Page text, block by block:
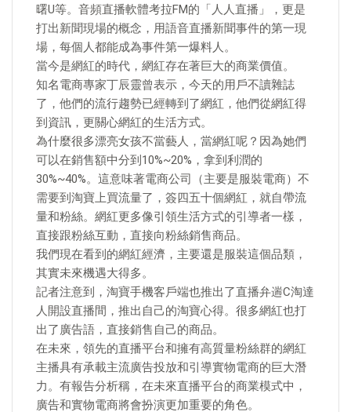
曙U等。音頻直播軟體考拉FM的「人人直播」，更是
打出新聞現場的概念，用語音直播新聞事件的第一現
場，每個人都能成為事件第一爆料人。
當今是網紅的時代，網紅存在著巨大的商業價值。
知名電商專家丁辰靈曾表示，今天的用戶不讀雜誌
了，他們的流行趨勢已經轉到了網紅，他們從網紅得
到資訊，更關心網紅的生活方式。
為什麼很多漂亮女孩不當藝人，當網紅呢？因為她們
可以在銷售額中分到10%~20%，拿到利潤的
30%~40%。這意味著電商公司（主要是服裝電商）不
需要到淘寶上買流量了，簽四五十個網紅，就自帶流
量和粉絲。網紅更多像引領生活方式的引導者一樣，
直接跟粉絲互動，直接向粉絲銷售商品。
我們現在看到的網紅經濟，主要還是服裝這個品類，
其實未來機遇大得多。
記者注意到，淘寶手機客戶端也推出了直播弁遄C淘達
人開設直播間，推出自己的淘寶心得。很多網紅也打
出了廣告語，直接銷售自己的商品。
在未來，領先的直播平台和擁有高質量粉絲群的網紅
主播具有承載主流廣告投放和引導實物電商的巨大潛
力。有報告分析稱，在未來直播平台的商業模式中，
廣告和實物電商將會扮演更加重要的角色。